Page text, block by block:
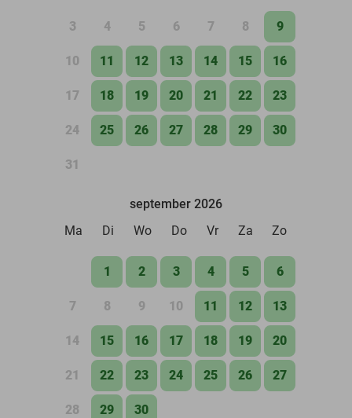
3 4 5 6 7 8 9
10 11 12 13 14 15 16
17 18 19 20 21 22 23
24 25 26 27 28 29 30
31
september 2026
Ma
Di Wo Do Vr Za Zo
1 2 3 4 5 6
7 8 9 10 11 12 13
14 15 16 17 18 19 20
21 22 23 24 25 26 27
28 29 30